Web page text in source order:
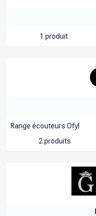
1 produit
Range écouteurs Ofyl
2 produits